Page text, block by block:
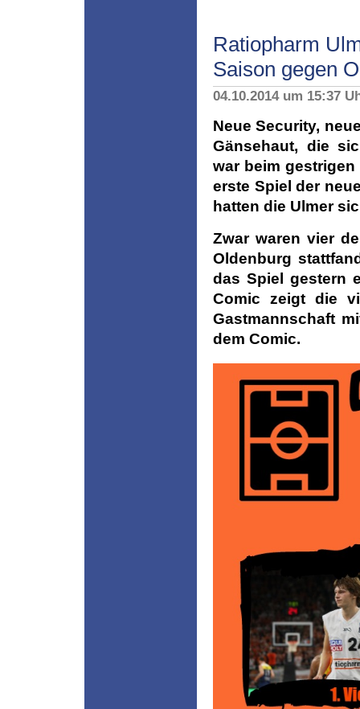
Ratiopharm
Saison gegen
04.10.2014 um 15:37
Neue Security,
Gänsehaut, die
war beim
erste Spiel der
hatten die Ulmer
Zwar waren vier
Oldenburg
das Spiel gestern
Comic zeigt die
Gastmannschaft
dem Comic.